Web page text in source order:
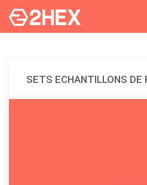
SETS ECHANTILLONS DE